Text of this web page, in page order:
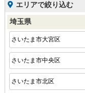
エリアで絞り込む
埼玉県
さいたま市大宮区
さいたま市中央区
さいたま市北区